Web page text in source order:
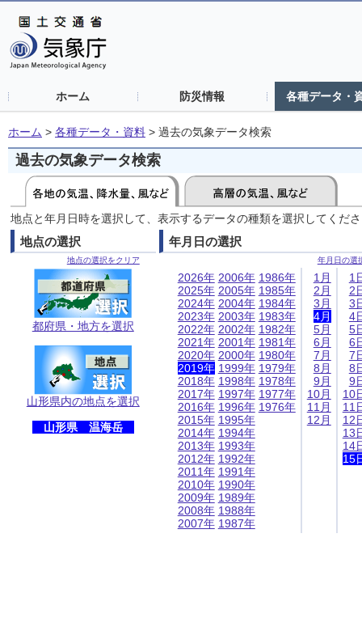
ホーム 防災情報 各種データ・
ホーム > 各種データ・資料 > 過去の気象データ検索
過去の気象データ検索
地点と年月日時を選択して、表示するデータの種類を選択してくだ
地点の選択
地点の選択をクリア
都府県・地方を選択
山形県内の地点を選択
山形県 温海岳
年月日の選択
年月日の選
2026年
2025年
2024年
2023年
2022年
2021年
2020年
2019年
2018年
2017年
2016年
2015年
2014年
2013年
2012年
2011年
2010年
2009年
2008年
2007年
2006年
2005年
2004年
2003年
2002年
2001年
2000年
1999年
1998年
1997年
1996年
1995年
1994年
1993年
1992年
1991年
1990年
1989年
1988年
1987年
1986年
1985年
1984年
1983年
1982年
1981年
1980年
1979年
1978年
1977年
1976年
1月
2月
3月
4月
5月
6月
7月
8月
9月
10月
11月
12月
1
2
3
4
5
6
7
8
9
10
11
12
13
14
15